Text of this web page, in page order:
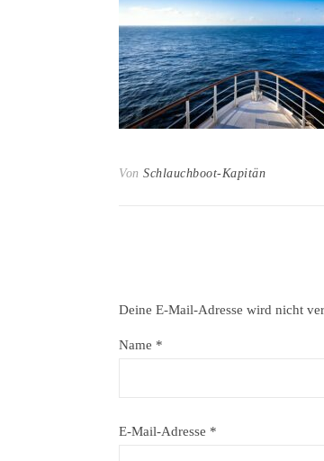
Von Schlauchboot-Kapitän
Deine E-Mail-Adresse wird nicht
Name *
E-Mail-Adresse *